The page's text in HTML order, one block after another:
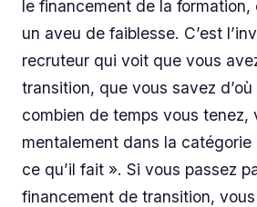
le financement de la formation,
un aveu de faiblesse. C’est
recruteur qui voit que vous
transition, que vous savez
combien de temps vous tenez,
mentalement dans la
ce qu’il fait ». Si vous passez
financement de transition,